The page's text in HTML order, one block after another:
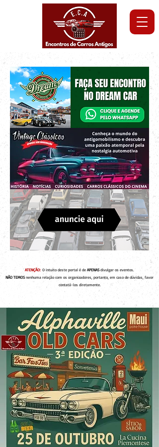
ATENÇÃO: O intuito deste portal é de APENAS divulgar os eventos.
NÃO TEMOS nenhuma relação com os organizadores, portanto, em caso de dúvidas, favor
contatá-los diretamente.